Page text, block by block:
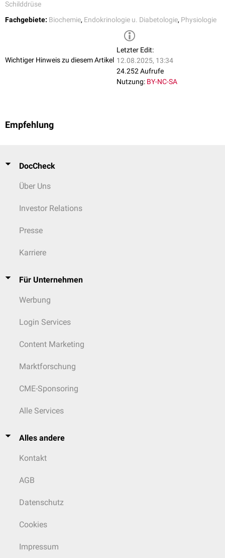
Schilddrüse
Fachgebiete: Biochemie, Endokrinologie u. Diabetologie, Physiologie
Wichtiger Hinweis zu diesem Artikel
Letzter Edit:
12.08.2025, 13:34
24.252 Aufrufe
Nutzung: BY-NC-SA
Empfehlung
DocCheck
Über Uns
Investor Relations
Presse
Karriere
Für Unternehmen
Werbung
Login Services
Content Marketing
Marktforschung
CME-Sponsoring
Alle Services
Alles andere
Kontakt
AGB
Datenschutz
Cookies
Impressum